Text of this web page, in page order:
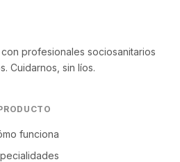
profesionales sociosanitarios
Cuidarnos, sin líos.
funciona